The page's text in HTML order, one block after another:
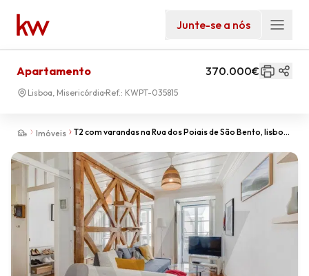
Junte-se a nós
Imóveis
T2 com varandas na Rua dos Poiais de São Bento, lisboa,
Apartamento 370.000€
Lisboa, Misericórdia Ref.: KWPT-035815